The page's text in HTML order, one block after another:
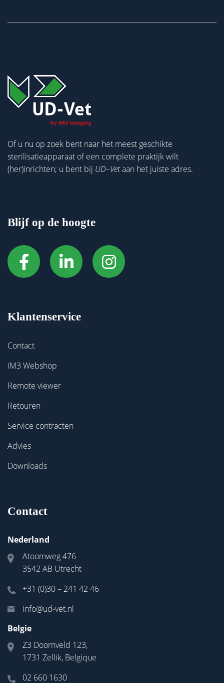
Of u nu op zoek bent naar het meest geschikte
sterilisatieapparaat of een complete praktijk wilt
(her)inrichten; u bent bij UD–Vetaan het juiste adres.
Blijf op de hoogte
Klantenservice
Contact
iM3 Webshop
Remote viewer
Retouren
Service contracten
Advies
Downloads
Contact
Nederland
Atoomweg 476
3542 AB Utrecht
+31 (0)30 – 241 42 46
info@ud-vet.nl
Belgie
Z3 Doornveld 123,
1731 Zellik, Belgique
02 660 1630